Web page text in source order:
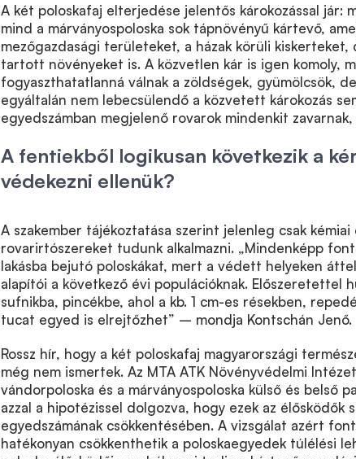
A két poloskafaj elterjedése jelentős károkozással jár:
mind a márványospoloska sok tápnövényű kártevő,
mezőgazdasági területeket, a házak körüli kiskerteket,
tartott növényeket is. A közvetlen kár is igen komoly,
fogyaszthatatlanná válnak a zöldségek, gyümölcsök,
egyáltalán nem lebecsülendő a közvetett károkozás
egyedszámban megjelenő rovarok mindenkit zavarnak,
A fentiekből logikusan következik a
védekezni ellenük?
A szakember tájékoztatása szerint jelenleg csak kémiai
rovarirtószereket tudunk alkalmazni. „Mindenképp
lakásba bejutó poloskákat, mert a védett helyeken
alapítói a következő évi populációknak. Előszeretettel
sufnikba, pincékbe, ahol a kb. 1 cm-es résekben,
tucat egyed is elrejtőzhet” – mondja Kontschán Jenő.
Rossz hír, hogy a két poloskafaj magyarországi
még nem ismertek. Az MTA ATK Növényvédelmi
vándorpoloska és a márványospoloska külső és belső
azzal a hipotézissel dolgozva, hogy ezek az élősködők
egyedszámának csökkentésében. A vizsgálat azért
hatékonyan csökkenthetik a poloskaegyedek túlélési